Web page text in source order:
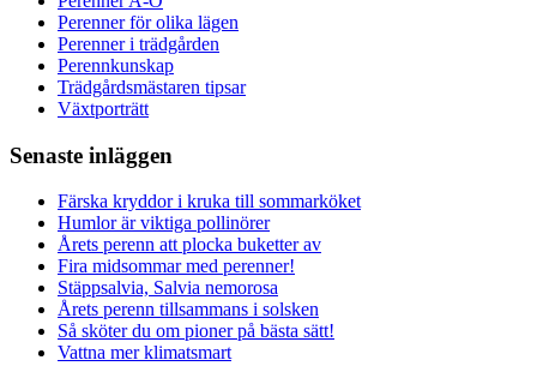
Perenner för olika lägen
Perenner i trädgården
Perennkunskap
Trädgårdsmästaren tipsar
Växtporträtt
Senaste inläggen
Färska kryddor i kruka till sommarköket
Humlor är viktiga pollinörer
Årets perenn att plocka buketter av
Fira midsommar med perenner!
Stäppsalvia, Salvia nemorosa
Årets perenn tillsammans i solsken
Så sköter du om pioner på bästa sätt!
Vattna mer klimatsmart